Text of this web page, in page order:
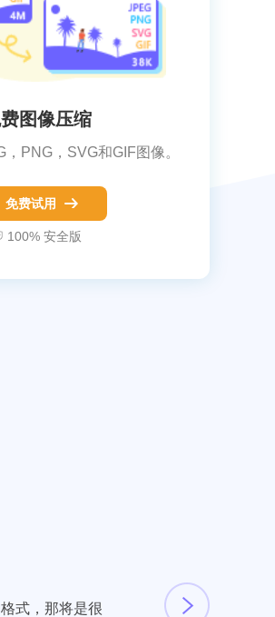
图像压缩
PNG，SVG和GIF图像。
免费试用
100% 安全版
式，那将是很